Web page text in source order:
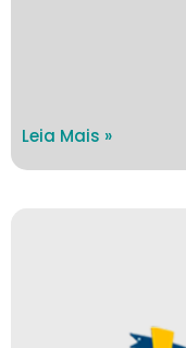
Leia Mais »